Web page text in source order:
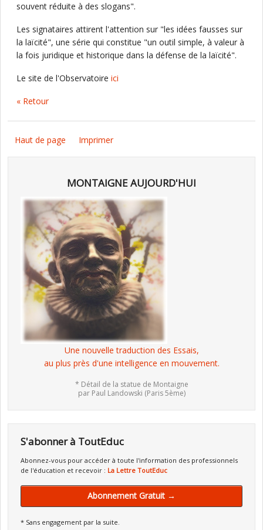
souvent réduite à des slogans".
Les signataires attirent l'attention sur "les idées fausses sur
la laïcité", une série qui constitue "un outil simple, à valeur à
la fois juridique et historique dans la défense de la laïcité".
Le site de l'Observatoire ici
« Retour
Haut de page Imprimer
MONTAIGNE AUJOURD'HUI
Une nouvelle traduction des Essais,
au plus près d'une intelligence en mouvement.
* Détail de la statue de Montaigne
par Paul Landowski (Paris 5ème)
S'abonner à ToutEduc
Abonnez-vous pour accéder à toute l'information des professionnels
de l'éducation et recevoir : La Lettre ToutEduc
Abonnement Gratuit →
* Sans engagement par la suite.